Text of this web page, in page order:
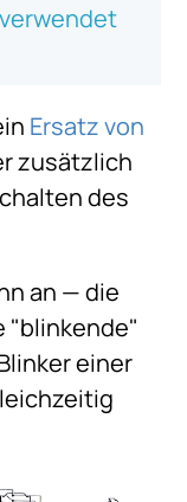
Ersatz von
zusätzlich
des
an — die
"blinkende"
einer